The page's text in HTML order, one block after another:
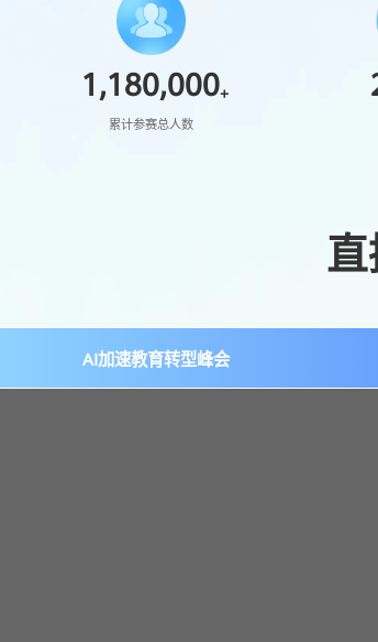
1,180,000+
累计参赛总人数
AI加速教育转型峰会